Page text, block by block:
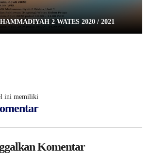
2 WATES 2020 / 2021
ini memiliki
Komentar